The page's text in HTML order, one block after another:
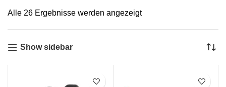
Alle 26 Ergebnisse werden angezeigt
Show sidebar